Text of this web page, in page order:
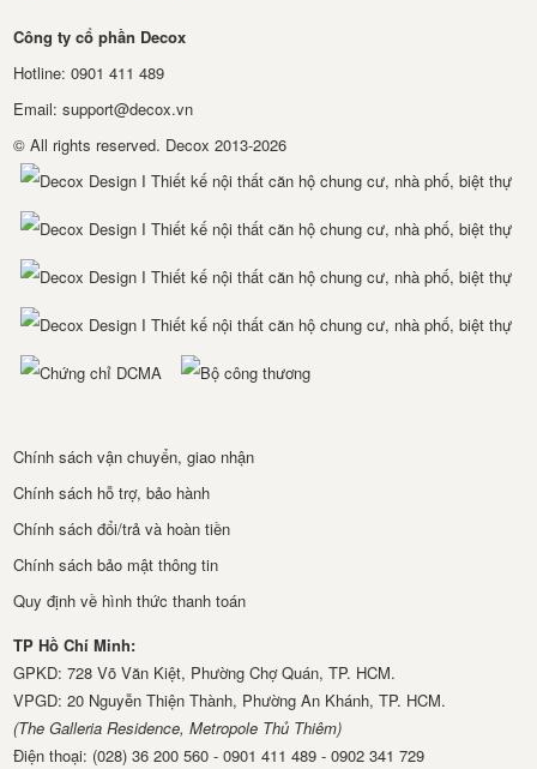
Công ty cổ phần Decox
Hotline: 0901 411 489
Email: support@decox.vn
© All rights reserved. Decox 2013-2026
Chính sách vận chuyển, giao nhận
Chính sách hỗ trợ, bảo hành
Chính sách đổi/trả và hoàn tiền
Chính sách bảo mật thông tin
Quy định về hình thức thanh toán
TP Hồ Chí Minh:
GPKD: 728 Võ Văn Kiệt, Phường Chợ Quán, TP. HCM.
VPGD: 20 Nguyễn Thiện Thành, Phường An Khánh, TP. HCM.
(The Galleria Residence, Metropole Thủ Thiêm)
Điện thoại: (028) 36 200 560 - 0901 411 489 - 0902 341 729